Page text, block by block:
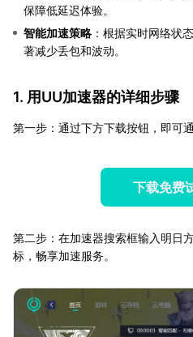
保障低延迟体验。
智能加速策略 ：根据实时网络状
著减少丢包和波动。
1. 用UU加速器的详细步骤
第一步：通过下方下载按钮，即可
下载免费
第二步：在加速器搜索框输入明日
标，畅享加速服务。